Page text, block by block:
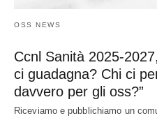
OSS NEWS
Ccnl Sanità 2025-
ci guadagna? Chi ci
davvero per gli oss?”
Riceviamo e pubblichiamo un